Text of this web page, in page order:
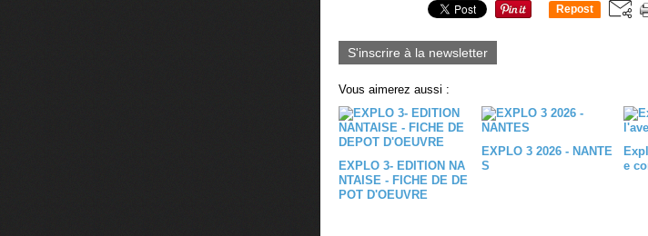
Repost
S'inscrire à la newsletter
Vous aimerez aussi :
EXPLO 3- EDITION NA
NTAISE - FICHE DE DE
POT D'OEUVRE
EXPLO 3 2026 - NANTE
S
e